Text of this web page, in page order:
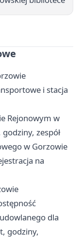
i stacja
Rejonowym w
zespół
w Gorzowie
na
dla
godziny,